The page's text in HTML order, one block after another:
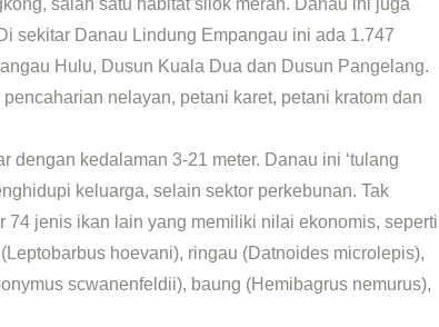
salah satu habitat silok merah. Danau ini juga
sekitar Danau Lindung Empangau ini ada 1.747
Hulu, Dusun Kuala Dua dan Dusun Pangelang.
nelayan, petani karet, petani kratom dan
dengan kedalaman 3-21 meter. Danau ini ‘tulang
keluarga, selain sektor perkebunan. Tak
74 jenis ikan lain yang memiliki nilai ekonomis, seperti
hoevani), ringau (Datnoides microlepis),
scwanenfeldii), baung (Hemibagrus nemurus),